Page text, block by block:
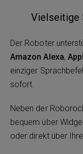
Vielseitige
Der Roboter
Amazon Alexa,
einziger
sofort.
Neben der
bequem über
oder direkt über Ihre